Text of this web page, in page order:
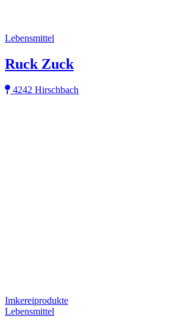
Lebensmittel
Ruck Zuck
4242 Hirschbach
Imkereiprodukte
Lebensmittel